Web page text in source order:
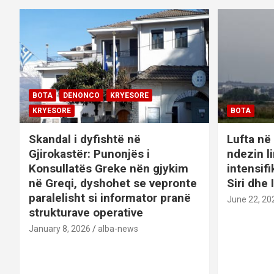
BOTA DENONCO
KRYESORE
KRYESORE
Skandal i dyfishtë në
Gjirokastër: Punonjës i
Konsullatës Greke nën gjykim
në Greqi, dyshohet se vepronte
paralelisht si informator pranë
strukturave operative
January 8, 2026 alba-news
BOTA
Lufta
ndezin
Siri dhe
June 22,